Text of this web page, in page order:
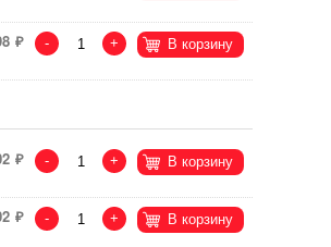
- + В корзину
- + В корзину
- + В корзину